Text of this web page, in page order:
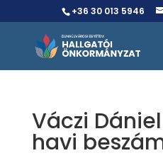
+36 30 013 5946
Váczi
havi